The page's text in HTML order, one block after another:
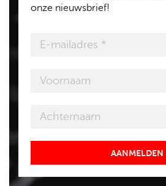
onze nieuwsbrief!
AANMELDEN